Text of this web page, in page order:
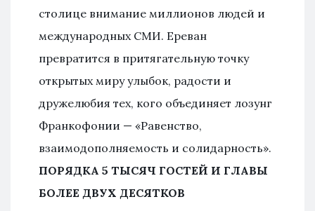
столице внимание миллионов людей и
международных СМИ. Ереван
превратится в притягательную точку
открытых миру улыбок, радости и
дружелюбия тех, кого объединяет лозунг
Франкофонии — «Равенство,
взаимодополняемость и солидарность».
ПОРЯДКА 5 ТЫСЯЧ ГОСТЕЙ И ГЛАВЫ
БОЛЕЕ ДВУХ ДЕСЯТКОВ